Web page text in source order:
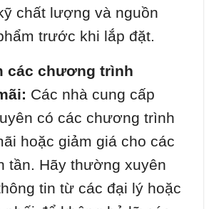
chất lượng và nguồn
trước khi lắp đặt.
các chương trình
Các nhà cung cấp
có các chương trình
hoặc giảm giá cho các
tần. Hãy thường xuyên
tin từ các đại lý hoặc